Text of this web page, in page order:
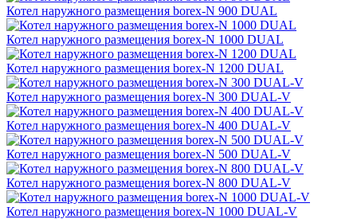
Котел наружного размещения borex-N 900 DUAL
Котел наружного размещения borex-N 1000 DUAL
Котел наружного размещения borex-N 1200 DUAL
Котел наружного размещения borex-N 300 DUAL-V
Котел наружного размещения borex-N 400 DUAL-V
Котел наружного размещения borex-N 500 DUAL-V
Котел наружного размещения borex-N 800 DUAL-V
Котел наружного размещения borex-N 1000 DUAL-V